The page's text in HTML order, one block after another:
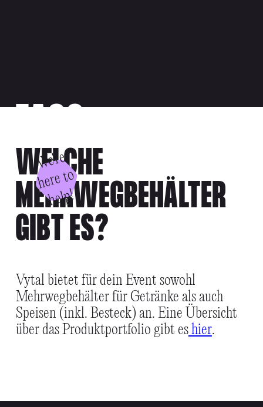
W
e'
r
e
h
e
r
e
t
o
h
el
p!
WELCHE
MEHRWEGBEHÄLTER
GIBT ES?
Vytal bietet für dein Event sowohl
Mehrwegbehälter für Getränke als auch
Speisen (inkl. Besteck) an. Eine Übersicht
über das Produktportfolio gibt eshier.